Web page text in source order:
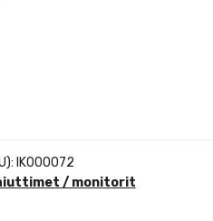
IK000072
/ monitorit